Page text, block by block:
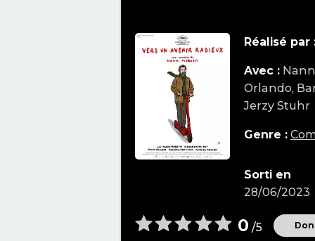
Réalisé par
Avec :
Orlando,
Jerzy Stuhr
Genre :
Sorti en
28/06/2023
0 /5